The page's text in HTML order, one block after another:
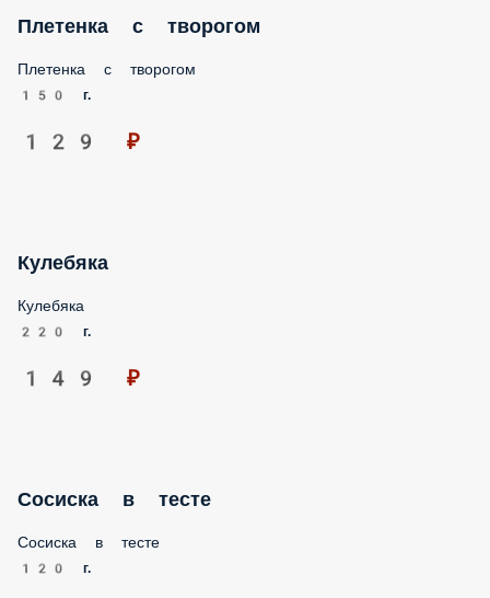
Плетенка с творогом
129 ₽
Кулебяка
220 г.
149 ₽